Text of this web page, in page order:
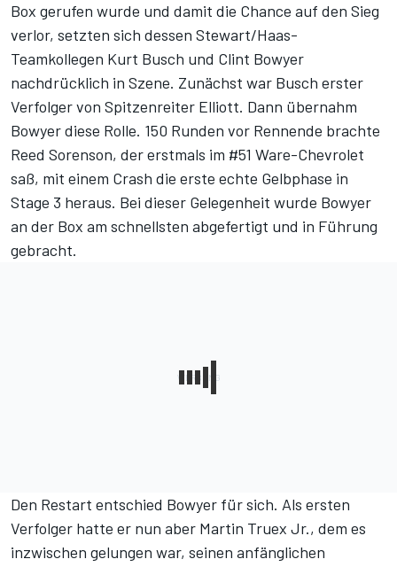
Box gerufen wurde und damit die Chance auf den Sieg
verlor, setzten sich dessen Stewart/Haas-
Teamkollegen Kurt Busch und Clint Bowyer
nachdrücklich in Szene. Zunächst war Busch erster
Verfolger von Spitzenreiter Elliott. Dann übernahm
Bowyer diese Rolle. 150 Runden vor Rennende brachte
Reed Sorenson, der erstmals im #51 Ware-Chevrolet
saß, mit einem Crash die erste echte Gelbphase in
Stage 3 heraus. Bei dieser Gelegenheit wurde Bowyer
an der Box am schnellsten abgefertigt und in Führung
gebracht.
Den Restart entschied Bowyer für sich. Als ersten
Verfolger hatte er nun aber Martin Truex Jr., dem es
inzwischen gelungen war, seinen anfänglichen